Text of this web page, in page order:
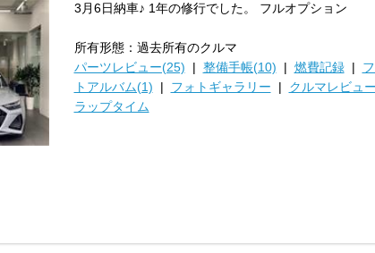
3月6日納車♪ 1年の修行でした。 フルオプション
所有形態：過去所有のクルマ
パーツレビュー(25) | 整備手帳(10) | 燃費記録|
トアルバム(1) | フォトギャラリー | クルマレビュー
ラップタイム